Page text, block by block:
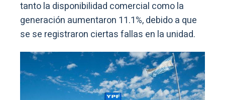
tanto la disponibilidad comercial como la
generación aumentaron 11.1%, debido a que
se se registraron ciertas fallas en la unidad.